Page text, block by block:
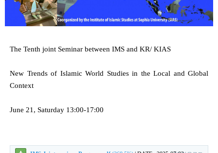
The Tenth joint Seminar between IMS and KR/ KIAS
New Trends of Islamic World Studies in the Local and Global
Context
June 21, Saturday 13:00-17:00